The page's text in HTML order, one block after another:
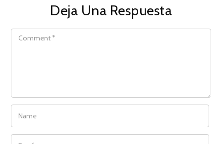
Deja Una Respuesta
COMMENT
NAME
EMAIL